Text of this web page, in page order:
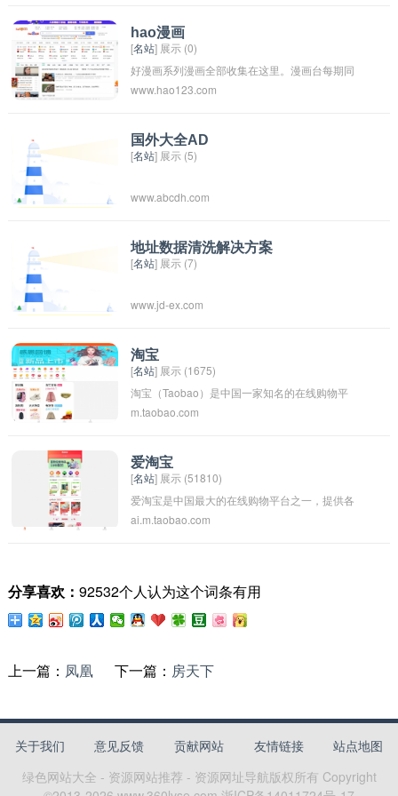
服务。客户通过本网站，可以查询旅客列车时刻
表、票价、列车正晚点、车票余票、售票代售
点、货物运价、车辆技术参数以及有关客货运规
章。铁路货运客户可以通过本网站办理业务。
hao漫画
[名站] 展示 (0)
好漫画系列漫画全部收集在这里。漫画台每期同
步连载好漫画杂志,为广大的国漫迷第一时间更新
www.hao123.com
国外大全AD
[名站] 展示 (5)
www.abcdh.com
地址数据清洗解决方案
[名站] 展示 (7)
www.jd-ex.com
淘宝
[名站] 展示 (1675)
淘宝（Taobao）是中国一家知名的在线购物平
台，成立于2003年。它提供了一个包括服装、家
提供购物、支付、评价等全方位的服务。淘宝具
有庞大的商品种类和丰富的选购体验，被很多人
视为中国最大的在线购物平台之一。
m.taobao.com
爱淘宝
[名站] 展示 (51810)
爱淘宝是中国最大的在线购物平台之一，提供各
种商品和服务，深受消费者喜爱。用户可以在淘
多人来说，购物就像一种乐趣，他们享受在淘宝
上寻找心仪的商品，并从中获得满足和快乐。爱
ai.m.taobao.com
分享喜欢： 92532个人认为这个词条有用
上一篇： 凤凰 下一篇： 房天下
关于我们 意见反馈 贡献网站 友情链接
站点地图
绿色网站大全 - 资源网站推荐 - 资源网址导航版权所有 Copyright